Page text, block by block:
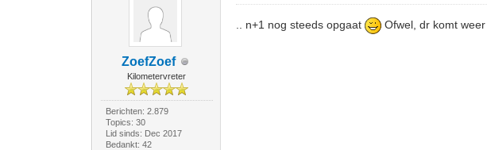
ZoefZoef
Kilometervreter
Berichten: 2.879
Topics: 30
Lid sinds: Dec 2017
Bedankt: 42
.. n+1 nog steeds opgaat Ofwel, dr komt